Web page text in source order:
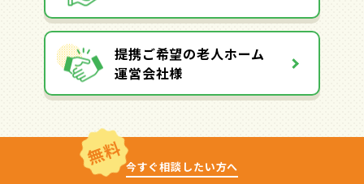
提携ご希望の老人ホーム
運営会社様
無料 今すぐ相談したい方へ